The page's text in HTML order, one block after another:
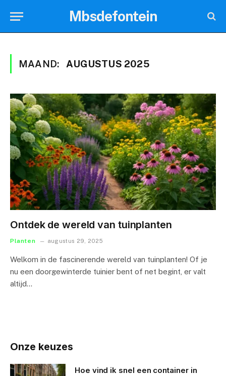
Mbsdefontein
MAAND: AUGUSTUS 2025
Ontdek de wereld van tuinplanten
Planten augustus 29, 2025
Welkom in de fascinerende wereld van tuinplanten! Of je
nu een doorgewinterde tuinier bent of net begint, er valt
altijd…
Onze keuzes
Hoe vind ik snel een container in